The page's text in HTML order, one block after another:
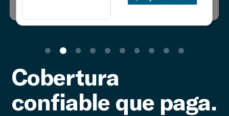
Cobertura
confiable que paga.